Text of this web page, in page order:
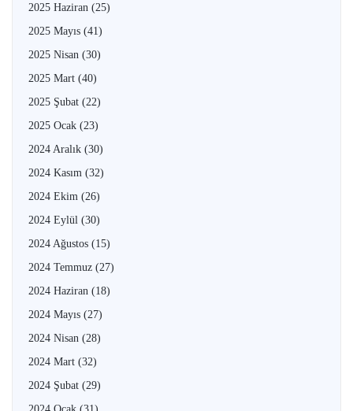
2025 Haziran (25)
2025 Mayıs (41)
2025 Nisan (30)
2025 Mart (40)
2025 Şubat (22)
2025 Ocak (23)
2024 Aralık (30)
2024 Kasım (32)
2024 Ekim (26)
2024 Eylül (30)
2024 Ağustos (15)
2024 Temmuz (27)
2024 Haziran (18)
2024 Mayıs (27)
2024 Nisan (28)
2024 Mart (32)
2024 Şubat (29)